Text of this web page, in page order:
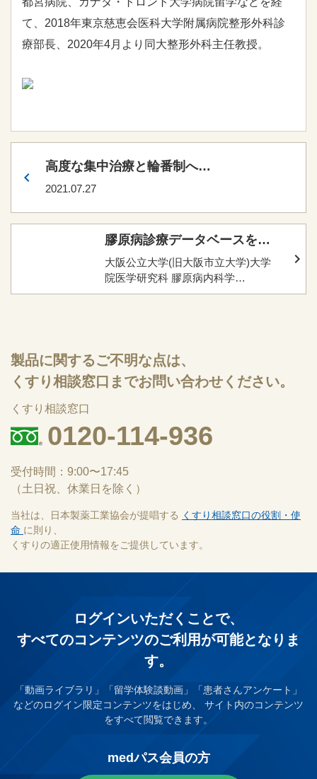
て、2018年東京慈恵会医科大学附属病院整形外科診
療部長、2020年4月より同大整形外科主任教授。
高度な集中治療と輪番制への
参加など地域に根差した救急
2021.07.27
膠原病診療データベースを構
築し関西圏での普及に尽力
大阪公立大学(旧大阪市立大学)大学
院医学研究科 膠原病内科学
医局データ
※ 本取材は、2021年6月4日に実施
されたものです。
製品に関するご不明な点は、
くすり相談窓口までお問い合わせください。
くすり相談窓口
0120-114-936
受付時間：9:00〜17:45
（土日祝、休業日を除く）
当社は、日本製薬工業協会が提唱する くすり相談窓口の役割・使
命 に則り、
くすりの適正使用情報をご提供しています。
ログインいただくことで、
すべてのコンテンツのご利⽤が可能となりま
す。
「動画ライブラリ」「留学体験談動画」「患者さんアンケート」
などのログイン限定コンテンツをはじめ、
サイト内のコンテンツ
をすべて閲覧できます。
medパス会員の方